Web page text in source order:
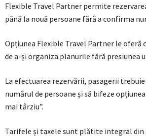
Flexible Travel Partner permite
până la nouă persoane fără a confirma
Opțiunea Flexible Travel Partner le
de a-și organiza planurile fără presiunea
La efectuarea rezervării, pasagerii
numărul de persoane și să bifeze
mai târziu”.
Tarifele și taxele sunt plătite integral din